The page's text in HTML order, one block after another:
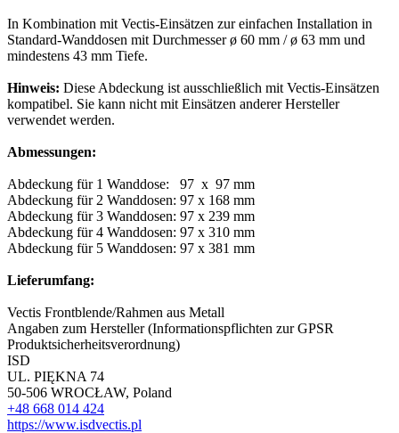
In Kombination mit Vectis-Einsätzen zur einfachen Installation in
Standard-Wanddosen mit Durchmesser ø 60 mm / ø 63 mm und
mindestens 43 mm Tiefe.
Hinweis: Diese Abdeckung ist ausschließlich mit Vectis-Einsätzen
kompatibel. Sie kann nicht mit Einsätzen anderer Hersteller
verwendet werden.
Abmessungen:
Abdeckung für 1 Wanddose: 97 x 97 mm
Abdeckung für 2 Wanddosen: 97 x 168 mm
Abdeckung für 3 Wanddosen: 97 x 239 mm
Abdeckung für 4 Wanddosen: 97 x 310 mm
Abdeckung für 5 Wanddosen: 97 x 381 mm
Lieferumfang:
Vectis Frontblende/Rahmen aus Metall
Angaben zum Hersteller (Informationspflichten zur GPSR
Produktsicherheitsverordnung)
ISD
UL. PIĘKNA 74
50-506 WROCŁAW, Poland
+48 668 014 424
https://www.isdvectis.pl